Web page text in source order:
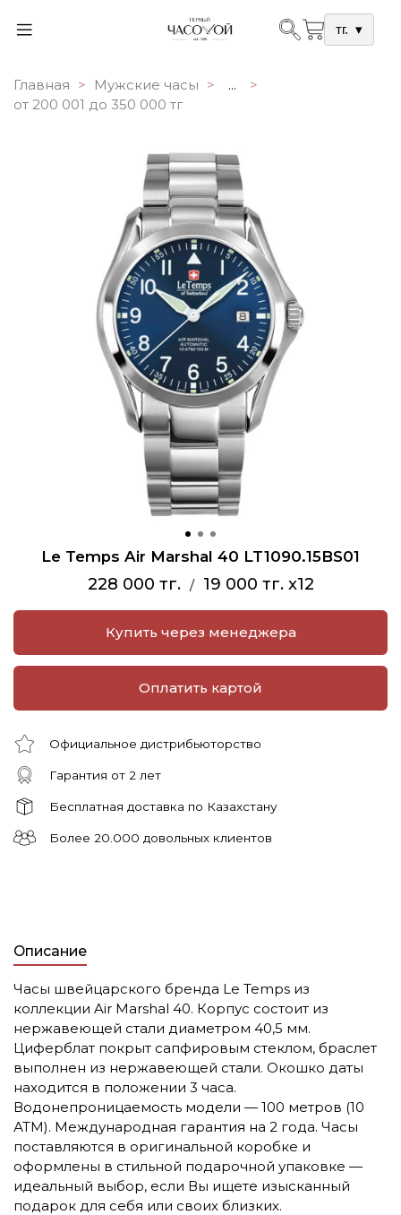
тг. ▾
Главная Мужские часы
...
от 200 001 до 350 000 тг
Le Temps Air Marshal 40 LT1090.15BS01
228 000 тг. / 19 000 тг. x12
Купить через менеджера
Оплатить картой
Официальное дистрибьюторство
Гарантия от 2 лет
Бесплатная доставка по Казахстану
Более 20.000 довольных клиентов
Описание
Часы швейцарского бренда Le Temps из
коллекции Air Marshal 40. Корпус состоит из
нержавеющей стали диаметром 40,5 мм.
Циферблат покрыт сапфировым стеклом, браслет
выполнен из нержавеющей стали. Окошко даты
находится в положении 3 часа.
Водонепроницаемость модели — 100 метров (10
АТМ). Международная гарантия на 2 года. Часы
поставляются в оригинальной коробке и
оформлены в стильной подарочной упаковке —
идеальный выбор, если Вы ищете изысканный
подарок для себя или своих близких.